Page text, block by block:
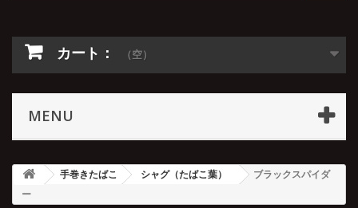
カート： （空）
MENU
手巻きたばこ シャグ（たばこ葉）
ブラックスパイダ
ー